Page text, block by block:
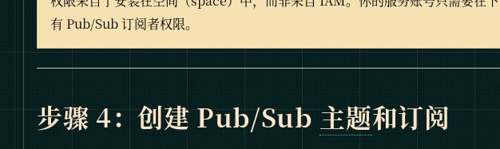
有 Pub/Sub 订阅者权限。
步骤 4：创建 Pub/Sub主题和订阅